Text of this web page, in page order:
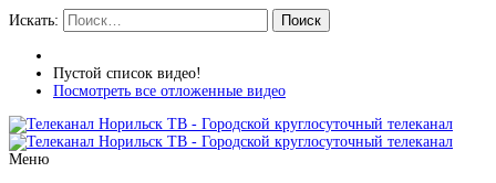
Искать: Поиск
Пустой список видео!
Посмотреть все отложенные видео
Меню